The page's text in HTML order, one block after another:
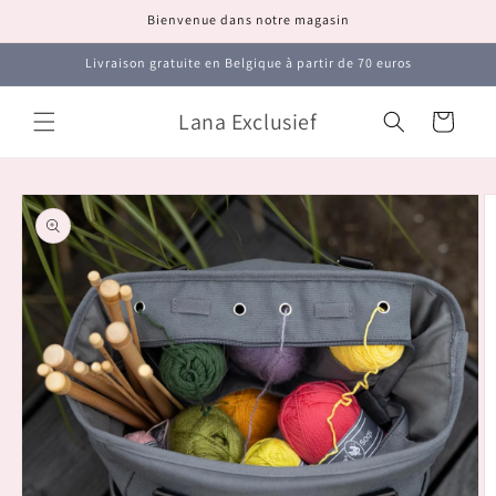
au
contenu
Bienvenue dans notre magasin
Livraison gratuite en Belgique à partir de 70 euros
Lana Exclusief Panier
Passer aux
informations
produits